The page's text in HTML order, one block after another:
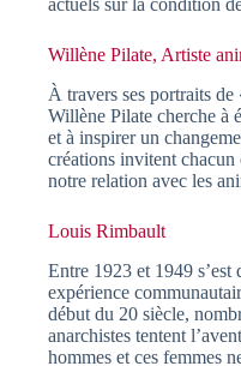
actuels sur la condition
Willène Pilate, Artiste
À travers ses portraits de
Willène Pilate cherche à
et à inspirer un
créations invitent chacun
notre relation avec les
Louis Rimbault
Entre 1923 et 1949
expérience
début du 20 siècle,
anarchistes tentent
hommes et ces femmes